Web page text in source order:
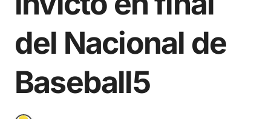
del Nacional de
Baseball5